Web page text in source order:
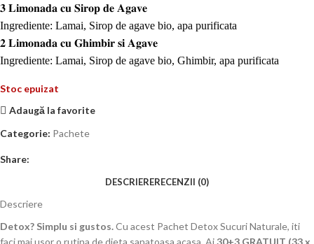
𝟑 𝐋𝐢𝐦𝐨𝐧𝐚𝐝𝐚 𝐜𝐮 𝐒𝐢𝐫𝐨𝐩 𝐝𝐞 𝐀𝐠𝐚𝐯𝐞
Ingrediente: Lamai, Sirop de agave bio, apa purificata
𝟐 𝐋𝐢𝐦𝐨𝐧𝐚𝐝𝐚 𝐜𝐮 𝐆𝐡𝐢𝐦𝐛𝐢𝐫 𝐬𝐢 𝐀𝐠𝐚𝐯𝐞
Ingrediente: Lamai, Sirop de agave bio, Ghimbir, apa purificata
Stoc epuizat
Adaugă la favorite
Categorie: Pachete
Share:
DESCRIERERECENZII (0)
Descriere
Detox? Simplu si gustos.Cu acest Pachet Detox Sucuri Naturale, iti